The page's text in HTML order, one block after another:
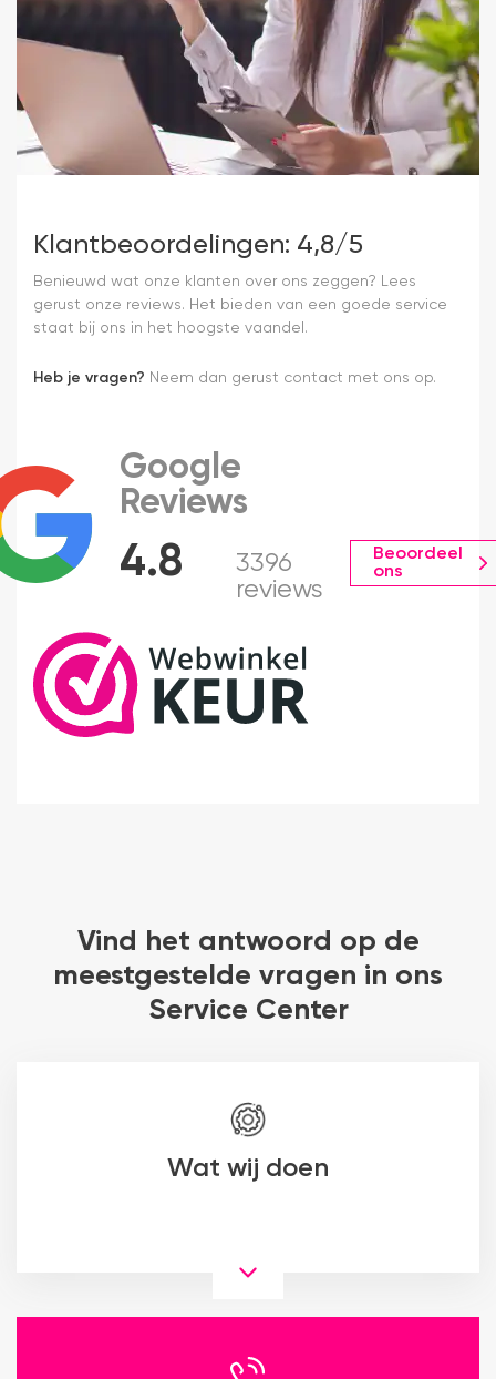
Klantbeoordelingen: 4,8/5
Benieuwd wat onze klanten over ons zeggen? Lees
gerust onze reviews. Het bieden van een goede service
staat bij ons in het hoogste vaandel.
Heb je vragen? Neem dan gerust contact met ons op.
4.8
Google
Reviews
3396
reviews
Beoordeel
ons
Vind het antwoord op de
meestgestelde vragen in ons
Service Center
Wat wij doen